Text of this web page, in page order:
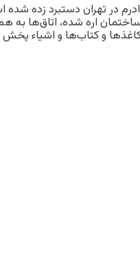
در تهران دستبرد زده
اره شده‌، اتاق‌ها به
و کتاب‌ها و اشیاء پخش